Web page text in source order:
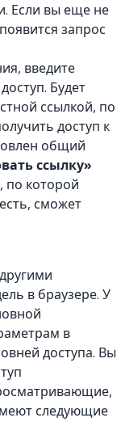
Если вы еще не
запрос
введите
Будет
ссылкой, по
доступ к
общий
ссылку»
по которой
сможет
в браузере. У
в
доступа. Вы
следующие